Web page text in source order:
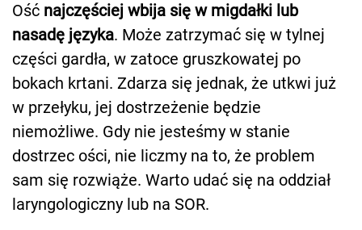
Ość najczęściej wbija się w migdałki lub
nasadę języka. Może zatrzymać się w tylnej
części gardła, w zatoce gruszkowatej po
bokach krtani. Zdarza się jednak, że utkwi już
w przełyku, jej dostrzeżenie będzie
niemożliwe. Gdy nie jesteśmy w stanie
dostrzec ości, nie liczmy na to, że problem
sam się rozwiąże. Warto udać się na oddział
laryngologiczny lub na SOR.